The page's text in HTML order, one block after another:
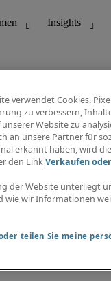
verwendet Cookies,
zu verbessern,
Website zu
an unsere Partner für
erkannt haben, wird
den LinkVerkaufen
der Website unterliegt
wie wir Informationen
teilen Sie meine